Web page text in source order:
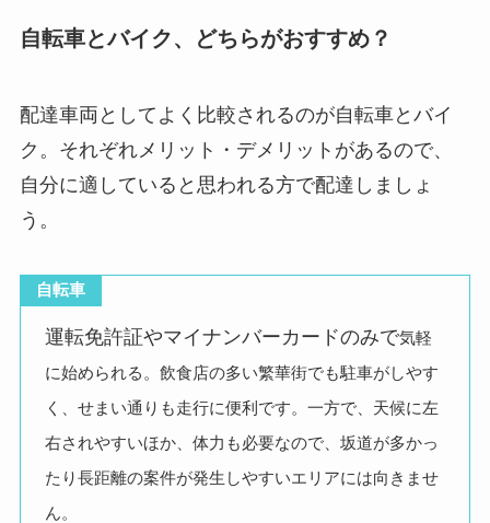
自転車とバイク、どちらがおすすめ？
配達車両としてよく比較されるのが自転車とバイ
ク。それぞれメリット・デメリットがあるので、
自分に適していると思われる方で配達しましょ
う。
自転車
運転免許証やマイナンバーカードのみで気軽
に始められる。飲食店の多い繁華街でも駐車がしやす
く、せまい通りも走行に便利です。一方で、天候に左
右されやすいほか、体力も必要なので、坂道が多かっ
たり長距離の案件が発生しやすいエリアには向きませ
ん。